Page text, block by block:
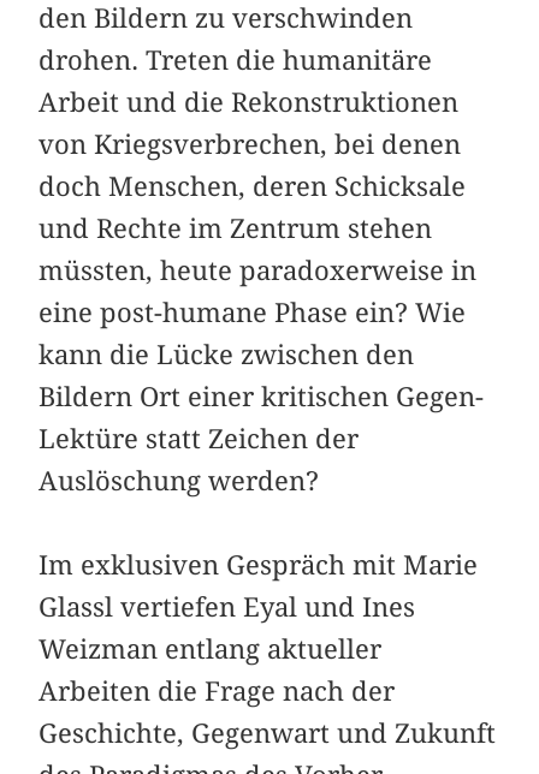
den Bildern zu verschwinden
drohen. Treten die humanitäre
Arbeit und die Rekonstruktionen
von Kriegsverbrechen, bei denen
doch Menschen, deren Schicksale
und Rechte im Zentrum stehen
müssten, heute paradoxerweise in
eine post-humane Phase ein? Wie
kann die Lücke zwischen den
Bildern Ort einer kritischen Gegen-
Lektüre statt Zeichen der
Auslöschung werden?
Im exklusiven Gespräch mit Marie
Glassl vertiefen Eyal und Ines
Weizman entlang aktueller
Arbeiten die Frage nach der
Geschichte, Gegenwart und Zukunft